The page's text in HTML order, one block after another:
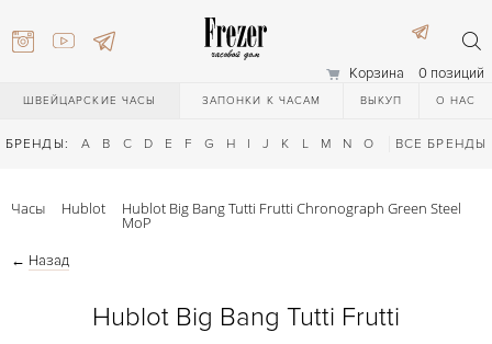
Корзина 0 позиций
ШВЕЙЦАРСКИЕ ЧАСЫ ЗАПОНКИ К ЧАСАМ ВЫКУП О НАС
БРЕНДЫ: A B C D E F G H I J K L M N O Q R S T
ВСЕ БРЕНДЫ
Часы Hublot Hublot Big Bang Tutti Frutti Chronograph Green Steel
MoP
← Назад
Hublot Big Bang Tutti Frutti